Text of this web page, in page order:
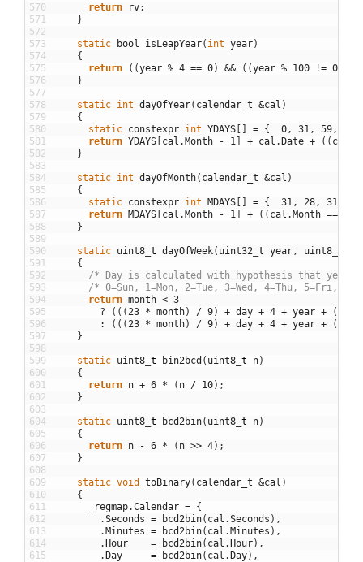
570
571
572
573
574
575
576
577
578
579
580
581
582
583
584
585
586
587
588
589
590
591
592
593
594
595
596
597
598
599
600
601
602
603
604
605
606
607
608
609
610
611
612
613
614
615
return
rv;
}
static bool isLeapYear( int year)
{
return
( (year % 4 == 0) && ( (year % 100 != 0
}
static int dayOfYear( calendar_t &cal )
{
static constexpr int YDAYS [ ] = { 0 , 31 , 59 ,
return YDAYS [cal .Month - 1 ] + cal .Date + ( ( cal
}
static int dayOfMonth( calendar_t &cal )
{
static constexpr int MDAYS [ ] = { 31 , 28 , 31
return MDAYS [cal .Month - 1 ] + ( ( cal .Month ==
}
static uint8 t dayOfWeek( uint32 t year , uint8
{
/* Day is calculated with hypothesis that year
/* 0=Sun, 1=Mon, 2=Tue, 3=Wed, 4=Thu, 5=Fri,
return month < 3
?
( ( ( 23 * month) / 9) + day + 4 + year + (
:
( ( ( 23 * month) / 9) + day + 4 + year + (
}
static uint8 t bin2bcd ( uint8 t n)
{
return n + 6 * ( n / 10) ;
}
static uint8 t bcd2bin( uint8 t n)
{
return n - 6 * ( n >> 4) ;
}
static void toBinary( calendar_t &cal )
{
_regmap.Calendar = {
.Seconds = bcd2bin( cal .Seconds ) ,
.Minutes = bcd2bin( cal .Minutes ) ,
.Hour = bcd2bin( cal .Hour) ,
.Day = bcd2bin( cal .Day) ,